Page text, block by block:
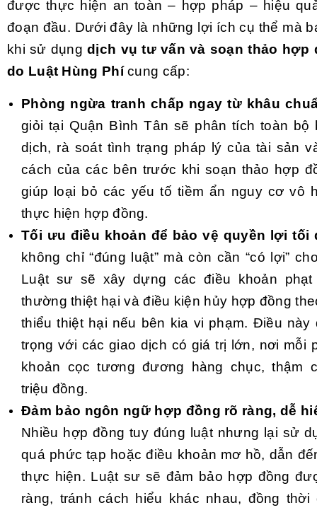
được thực hiện an toàn – hợp pháp – hiệu
đoạn đầu. Dưới đây là những lợi ích cụ thể mà
khi sử dụngdịch vụ tư vấn và soạn thảo hợp
do Luật Hùng Phícung cấp:
Phòng ngừa tranh chấp ngay từ khâu
giỏi tại Quận Bình Tân sẽ phân tích toàn bộ
dịch, rà soát tình trạng pháp lý của tài sản
cách của các bên trước khi soạn thảo hợp
giúp loại bỏ các yếu tố tiềm ẩn nguy cơ vô
thực hiện hợp đồng.
Tối ưu điều khoản để bảo vệ quyền lợi tối
không chỉ “đúng luật” mà còn cần “có lợi”
Luật sư sẽ xây dựng các điều khoản
thường thiệt hại và điều kiện hủy hợp đồng
thiểu thiệt hại nếu bên kia vi phạm. Điều này
trọng với các giao dịch có giá trị lớn, nơi mỗi
khoản cọc tương đương hàng chục, thậm
triệu đồng.
Đảm bảo ngôn ngữ hợp đồng rõ ràng, dễ
Nhiều hợp đồng tuy đúng luật nhưng lại sử
quá phức tạp hoặc điều khoản mơ hồ, dẫn
thực hiện. Luật sư sẽ đảm bảo hợp đồng
ràng, tránh cách hiểu khác nhau, đồng thời